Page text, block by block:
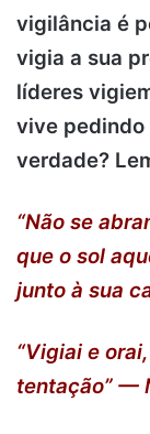
vigilância é
vigia a sua
líderes
vive pedindo
verdade?
“Não se
que o sol
junto à sua
“Vigiai e
tentação” —